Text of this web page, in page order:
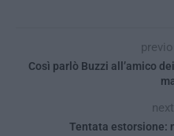
Così parlò Buzzi all’amico
Tentata estorsione: